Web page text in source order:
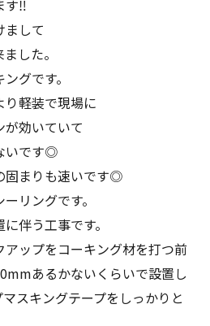
す‼︎
まして
した。
グです。
り軽装で現場に
効いていて
いです◎
固まりも速いです◎
リングです。
伴う工事です。
ップをコーキング材を打つ前
あるかないくらいで設置し
スキングテープをしっかりと